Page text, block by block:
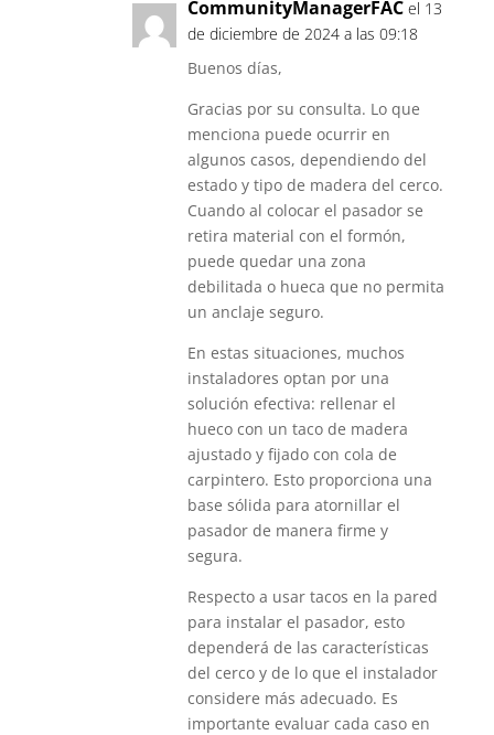
CommunityManagerFAC el 13
de diciembre de 2024 a las 09:18
Buenos días,
Gracias por su consulta. Lo que
menciona puede ocurrir en
algunos casos, dependiendo del
estado y tipo de madera del cerco.
Cuando al colocar el pasador se
retira material con el formón,
puede quedar una zona
debilitada o hueca que no permita
un anclaje seguro.
En estas situaciones, muchos
instaladores optan por una
solución efectiva: rellenar el
hueco con un taco de madera
ajustado y fijado con cola de
carpintero. Esto proporciona una
base sólida para atornillar el
pasador de manera firme y
segura.
Respecto a usar tacos en la pared
para instalar el pasador, esto
dependerá de las características
del cerco y de lo que el instalador
considere más adecuado. Es
importante evaluar cada caso en